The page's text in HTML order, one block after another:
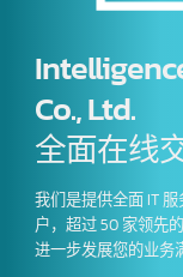
Co., Ltd.
全面在线
我们是提供全面 IT
户，超过 50 家领先